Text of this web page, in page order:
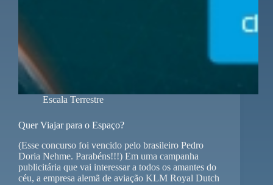
Escala Terrestre
Quer Viajar para o Espaço?
(Esse concurso foi vencido pelo brasileiro Pedro
Doria Nehme. Parabéns!!!) Em uma campanha
publicitária que vai interessar a todos os amantes do
céu, a empresa alemã de aviação KLM Royal Dutch